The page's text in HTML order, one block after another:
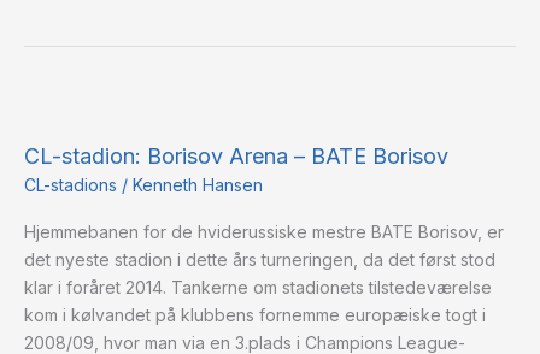
CL-stadion: Borisov Arena – BATE Borisov
CL-stadions / Kenneth Hansen
Hjemmebanen for de hviderussiske mestre BATE Borisov, er
det nyeste stadion i dette års turneringen, da det først stod
klar i foråret 2014. Tankerne om stadionets tilstedeværelse
kom i kølvandet på klubbens fornemme europæiske togt i
2008/09, hvor man via en 3.plads i Champions League-
Borisov
Arena
BATE
Borisov